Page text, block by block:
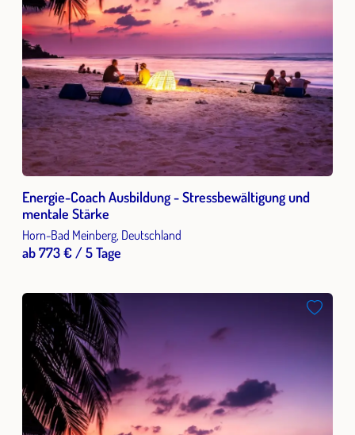
Energie-Coach Ausbildung - Stressbewältigung und
mentale Stärke
Horn-Bad Meinberg, Deutschland
ab 773 € / 5 Tage